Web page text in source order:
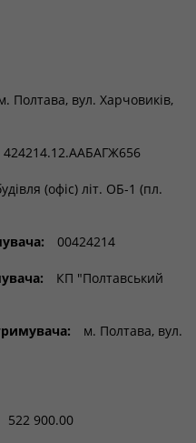
Полтава, вул. Харчовиків,
424214.12.ААБАГЖ656
(офіс) літ. ОБ-1 (пл.
00424214
КП "Полтавський
м. Полтава, вул.
522 900.00